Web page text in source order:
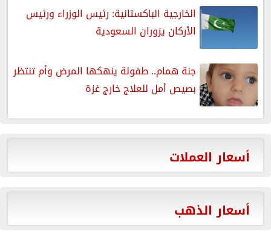
الخارجية الباكستانية: رئيس الوزراء ورئيس
الأركان يزوران السعودية
جنة همام.. طفولة ينهكها المرض وأم تنتظر
بصيص أمل للعلاج خارج غزة
أسعار العملات
أسعار الذهب